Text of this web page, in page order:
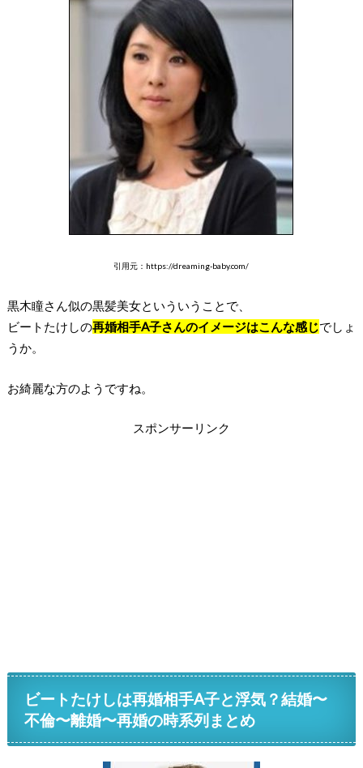
引用元：https://dreaming-baby.com/
黒木瞳さん似の黒髪美女といういうことで、
ビートたけしの再婚相手A子さんのイメージはこんな感じでしょ
うか。
お綺麗な方のようですね。
スポンサーリンク
ビートたけしは再婚相手A子と浮気？結婚〜
不倫〜離婚〜再婚の時系列まとめ